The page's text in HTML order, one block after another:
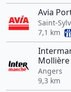
Avia
Saint-
7,1 km
Mollière
Angers
9,3 km